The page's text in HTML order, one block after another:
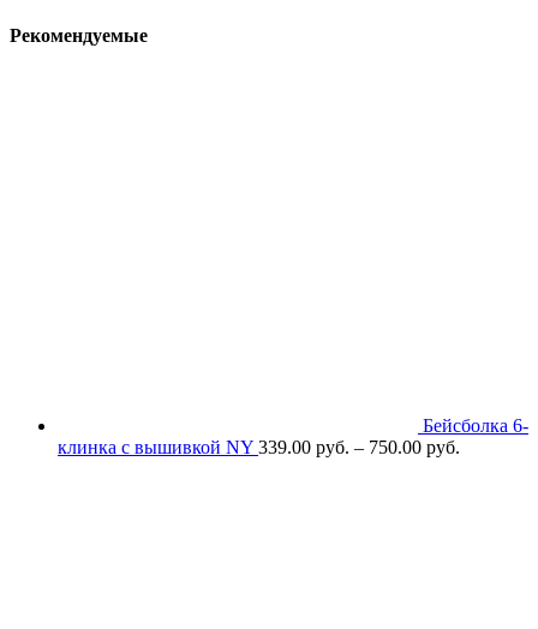
Рекомендуемые
Бейсболка 6-
клинка с вышивкой NY 339.00 руб. – 750.00 руб.